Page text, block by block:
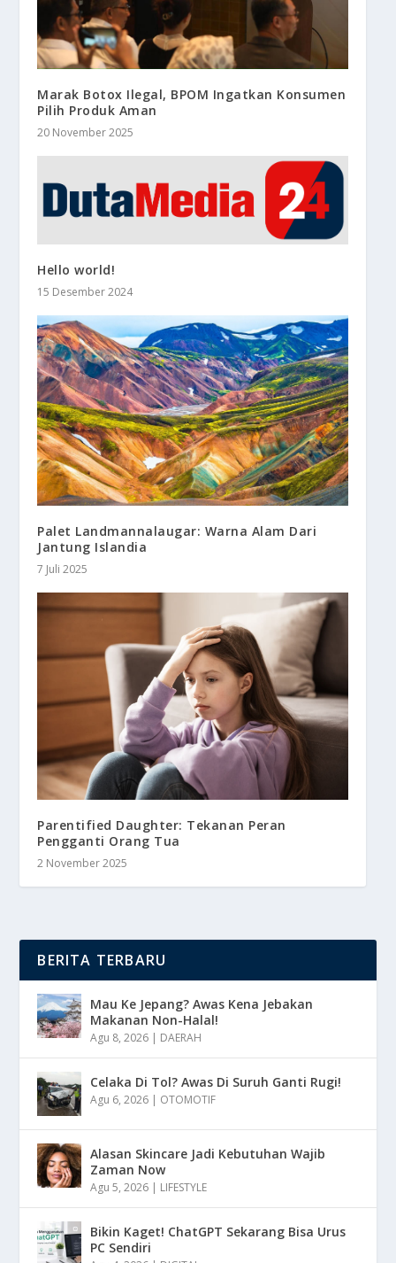
Marak Botox Ilegal, BPOM Ingatkan Konsumen
Pilih Produk Aman
20 November 2025
Hello world!
15 Desember 2024
Palet Landmannalaugar: Warna Alam Dari
Jantung Islandia
7 Juli 2025
Parentified Daughter: Tekanan Peran
Pengganti Orang Tua
2 November 2025
BERITA TERBARU
Mau Ke Jepang? Awas Kena Jebakan
Makanan Non-Halal!
Agu 8, 2026 | DAERAH
Celaka Di Tol? Awas Di Suruh Ganti Rugi!
Agu 6, 2026 | OTOMOTIF
Alasan Skincare Jadi Kebutuhan Wajib
Zaman Now
Agu 5, 2026 | LIFESTYLE
Bikin Kaget! ChatGPT Sekarang Bisa Urus
PC Sendiri